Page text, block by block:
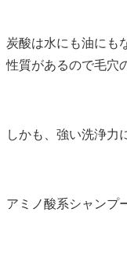
炭酸は水にも油にも
性質があるので毛穴
しかも、強い洗浄力
アミノ酸系シャンプ